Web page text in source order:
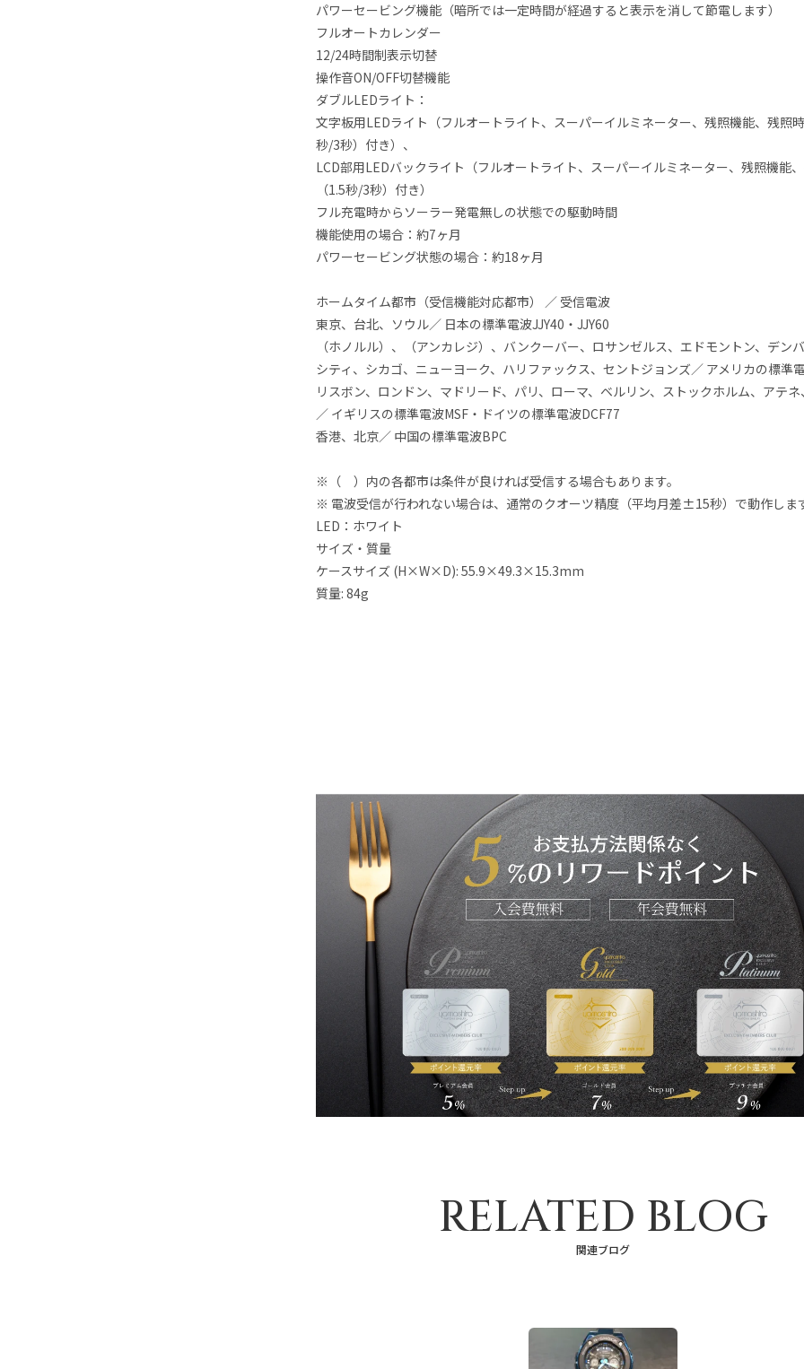
パワーセービング機能（暗所では一定時間が経過すると表示を消して節電します）
フルオートカレンダー
12/24時間制表示切替
操作音ON/OFF切替機能
ダブルLEDライト：
文字板用LEDライト（フルオートライト、スーパーイルミネーター、残照機能、残照
秒/3秒）付き）、
LCD部用LEDバックライト（フルオートライト、スーパーイルミネーター、残照機能
（1.5秒/3秒）付き）
フル充電時からソーラー発電無しの状態での駆動時間
機能使用の場合：約7ヶ月
パワーセービング状態の場合：約18ヶ月
ホームタイム都市（受信機能対応都市） ／ 受信電波
東京、台北、ソウル／ 日本の標準電波JJY40・JJY60
（ホノルル）、（アンカレジ）、バンクーバー、ロサンゼルス、エドモントン、デン
シティ、シカゴ、ニューヨーク、ハリファックス、セントジョンズ／ アメリカの標準
リスボン、ロンドン、マドリード、パリ、ローマ、ベルリン、ストックホルム、アテネ
／ イギリスの標準電波MSF・ドイツの標準電波DCF77
香港、北京／ 中国の標準電波BPC
※（ ）内の各都市は条件が良ければ受信する場合もあります。
※ 電波受信が行われない場合は、通常のクオーツ精度（平均月差±15秒）で動作しま
LED：ホワイト
サイズ・質量
ケースサイズ (H×W×D): 55.9×49.3×15.3mm
質量: 84g
RELATED BLOG
関連ブログ